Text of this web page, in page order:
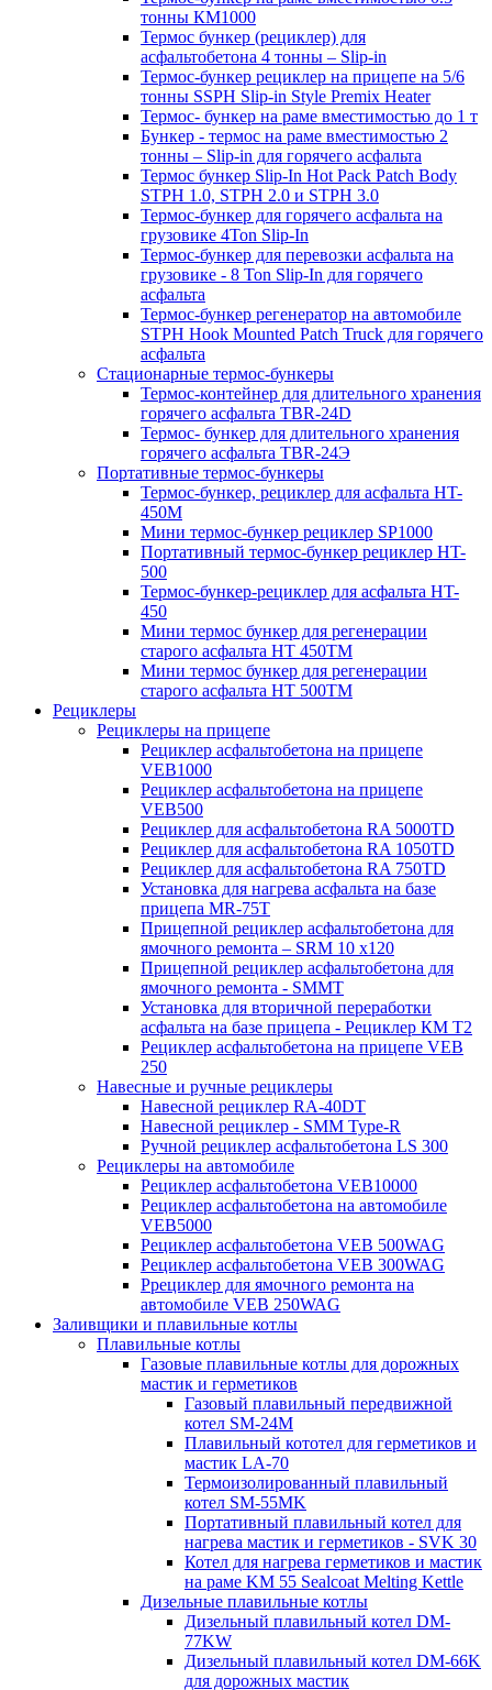
тонны КМ1000
Термос бункер (рециклер) для
асфальтобетона 4 тонны – Slip-in
Термос-бункер рециклер на прицепе на 5/6
тонны SSPH Slip-in Style Premix Heater
Термос- бункер на раме вместимостью до 1 т
Бункер - термос на раме вместимостью 2
тонны – Slip-in для горячего асфальта
Термос бункер Slip-In Hot Pack Patch Body
STPH 1.0, STPH 2.0 и STPH 3.0
Термос-бункер для горячего асфальта на
грузовике 4Ton Slip-In
Термос-бункер для перевозки асфальта на
грузовике - 8 Ton Slip-In для горячего
асфальта
Термос-бункер регенератор на автомобиле
STPH Hook Mounted Patch Truck для горячего
асфальта
Стационарные термос-бункеры
Термос-контейнер для длительного хранения
горячего асфальта TBR-24D
Термос- бункер для длительного хранения
горячего асфальта TBR-24Э
Портативные термос-бункеры
Термос-бункер, рециклер для асфальта HT-
450M
Мини термос-бункер рециклер SP1000
Портативный термос-бункер рециклер HT-
500
Термос-бункер-рециклер для асфальта HT-
450
Мини термос бункер для регенерации
старого асфальта НТ 450ТМ
Мини термос бункер для регенерации
старого асфальта НТ 500ТМ
Рециклеры
Рециклеры на прицепе
Рециклер асфальтобетона на прицепе
VEB1000
Рециклер асфальтобетона на прицепе
VEB500
Рециклер для асфальтобетона RA 5000TD
Рециклер для асфальтобетона RA 1050TD
Рециклер для асфальтобетона RA 750TD
Установка для нагрева асфальта на базе
прицепа MR-75T
Прицепной рециклер асфальтобетона для
ямочного ремонта – SRM 10 x120
Прицепной рециклер асфальтобетона для
ямочного ремонта - SMMT
Установка для вторичной переработки
асфальта на базе прицепа - Рециклер КМ T2
Рециклер асфальтобетона на прицепе VEB
250
Навесные и ручные рециклеры
Навесной рециклер RA-40DT
Навесной рециклер - SMM Type-R
Ручной рециклер асфальтобетона LS 300
Рециклеры на автомобиле
Рециклер асфальтобетона VEB10000
Рециклер асфальтобетона на автомобиле
VEB5000
Рециклер асфальтобетона VEB 500WAG
Рециклер асфальтобетона VEB 300WAG
Ррециклер для ямочного ремонта на
автомобиле VEB 250WAG
Заливщики и плавильные котлы
Плавильные котлы
Газовые плавильные котлы для дорожных
мастик и герметиков
Газовый плавильный передвижной
котел SM-24M
Плавильный кототел для герметиков и
мастик LA-70
Термоизолированный плавильный
котел SM-55MK
Портативный плавильный котел для
нагрева мастик и герметиков - SVK 30
Котел для нагрева герметиков и мастик
на раме KM 55 Sealcoat Melting Kettle
Дизельные плавильные котлы
Дизельный плавильный котел DM-
77KW
Дизельный плавильный котел DM-66K
для дорожных мастик